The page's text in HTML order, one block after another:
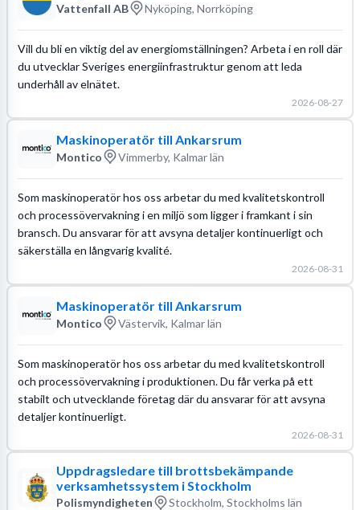
Vattenfall AB Nyköping, Norrköping
Vill du bli en viktig del av energiomställningen? Arbeta i en roll där
du utvecklar Sveriges energiinfrastruktur genom att leda
underhåll av elnätet.
2026-08-27
Maskinoperatör till Ankarsrum
Montico Vimmerby, Kalmar län
Som maskinoperatör hos oss arbetar du med kvalitetskontroll
och processövervakning i en miljö som ligger i framkant i sin
bransch. Du ansvarar för att avsyna detaljer kontinuerligt och
säkerställa en långvarig kvalité.
2026-08-31
Maskinoperatör till Ankarsrum
Montico Västervik, Kalmar län
Som maskinoperatör hos oss arbetar du med kvalitetskontroll
och processövervakning i produktionen. Du får verka på ett
stabilt och utvecklande företag där du ansvarar för att avsyna
detaljer kontinuerligt.
2026-08-31
Uppdragsledare till brottsbekämpande
verksamhetssystem i Stockholm
Polismyndigheten Stockholm, Stockholms län